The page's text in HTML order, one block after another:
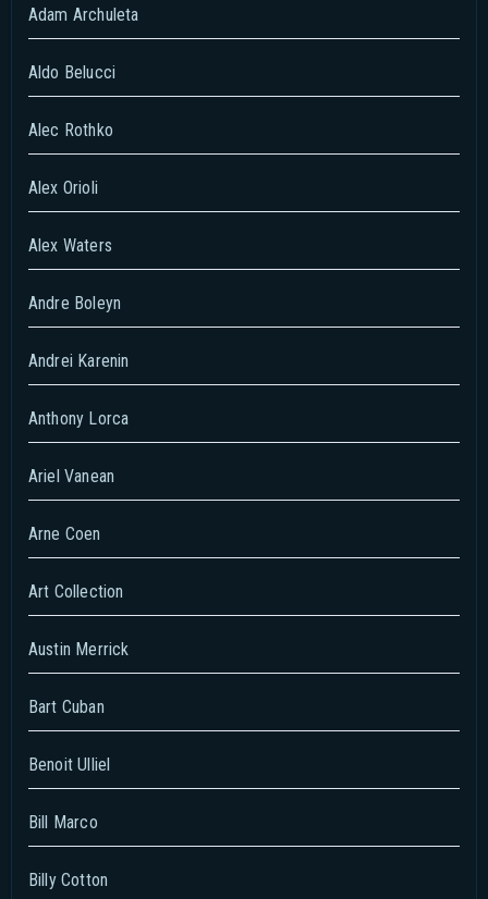
Adam Archuleta
Aldo Belucci
Alec Rothko
Alex Orioli
Alex Waters
Andre Boleyn
Andrei Karenin
Anthony Lorca
Ariel Vanean
Arne Coen
Art Collection
Austin Merrick
Bart Cuban
Benoit Ulliel
Bill Marco
Billy Cotton